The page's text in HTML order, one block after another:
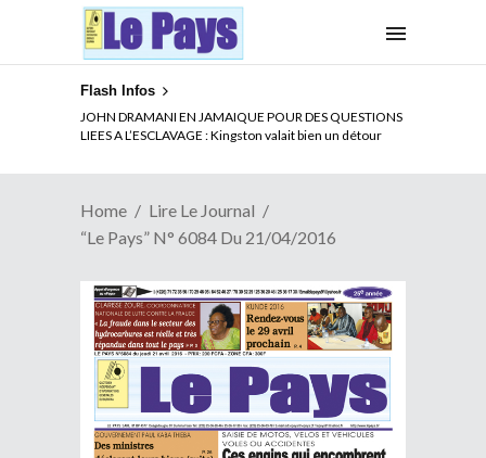
Flash Infos
JOHN DRAMANI EN JAMAIQUE POUR DES QUESTIONS
LIEES A L’ESCLAVAGE : Kingston valait bien un détour
Home
Lire Le Journal
“Le Pays” N° 6084 Du 21/04/2016